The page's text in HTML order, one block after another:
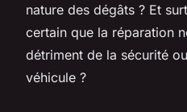
nature des dégâts ? Et
certain que la réparation
détriment de la sécurité
véhicule ?